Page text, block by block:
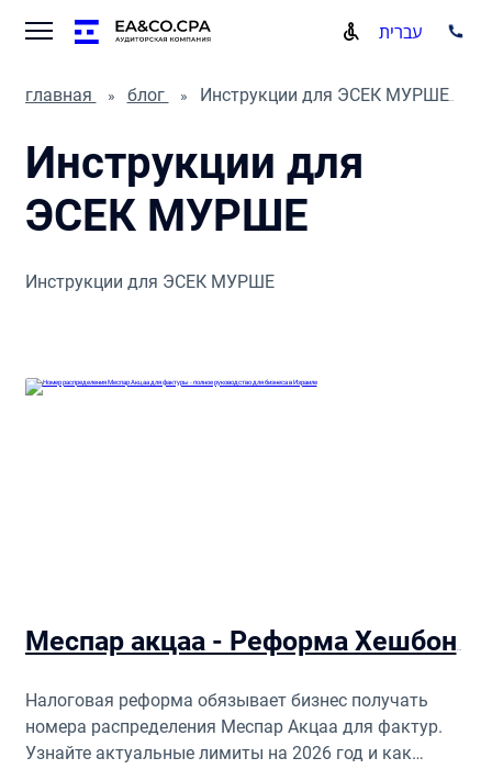
עברית
главная блог Инструкции для ЭСЕК МУРШЕ
Инструкции для
ЭСЕК МУРШЕ
Инструкции для ЭСЕК МУРШЕ
Меспар акцаа - Реформа Хешбонит Исраэль номер распределения
Налоговая реформа обязывает бизнес получать
номера распределения Меспар Акцаа для фактур.
Узнайте актуальные лимиты на 2026 год и как